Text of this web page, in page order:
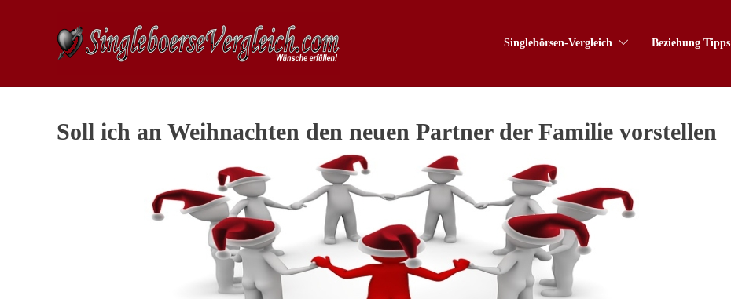
Singlebörsen-Vergleich Beziehung Tipps
Soll ich an Weihnachten den neuen Partner der Familie vorstellen